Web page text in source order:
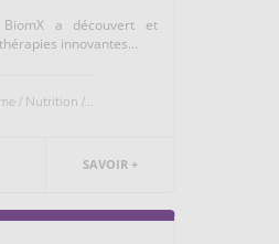
BiomX a découvert et
innovantes...
/ Nutrition /...
SAVOIR +